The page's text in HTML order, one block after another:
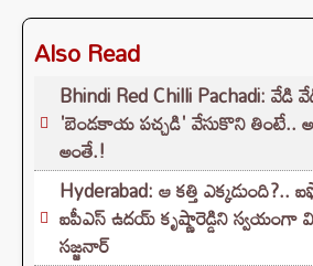
Also Read
Bhindi Red Chilli Pachadi: వేడి
'బెండకాయ పచ్చడి' వేసుకొని తింటే..
అంతే.!
Hyderabad: ఆ కత్తి
ఐపీఎస్ ఉదయ్ కృష్ణారెడ్డిని స్వయంగా
సజ్జనార్‌